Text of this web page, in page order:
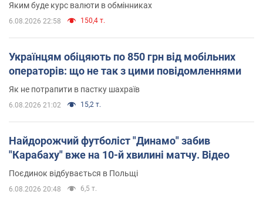
Яким буде курс валюти в обмінниках
6.08.2026 22:58 150,4 т.
Українцям обіцяють по 850 грн від мобільних
операторів: що не так з цими повідомленнями
Як не потрапити в пастку шахраїв
6.08.2026 21:02 15,2 т.
Найдорожчий футболіст "Динамо" забив
"Карабаху" вже на 10-й хвилині матчу. Відео
Поєдинок відбувається в Польщі
6.08.2026 20:48 6,5 т.